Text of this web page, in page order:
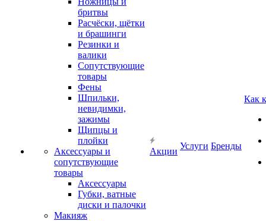
бритвы
Расчёски, щётки
и брашинги
Резинки и
валики
Сопутствующие
товары
Фены
Шпильки,
невидимки,
зажимы
Щипцы и
плойки
Аксессуары и
сопутствующие
товары
Аксессуары
Губки, ватные
диски и палочки
Макияж
Акции
Услуги Бренды
Как